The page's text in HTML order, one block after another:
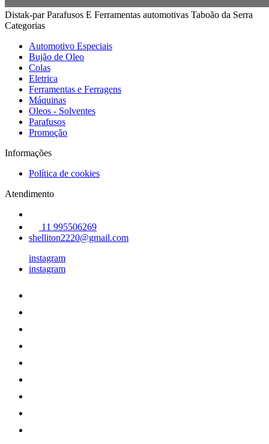
Distak-par Parafusos E Ferramentas automotivas Taboão da Serra
Categorias
Automotivo Especiais
Bujão de Oleo
Colas
Eletrica
Ferramentas e Ferragens
Máquinas
Oleos - Solventes
Parafusos
Promoção
Informações
Política de cookies
Atendimento
11 995506269
shelliton2220@gmail.com
instagram
instagram